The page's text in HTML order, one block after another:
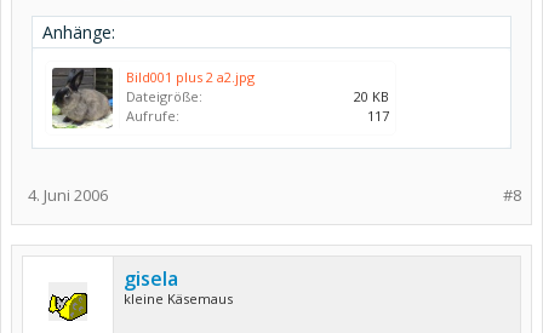
Anhänge:
Bild001 plus 2 a2.jpg
Dateigröße:
20 KB
Aufrufe:
117
#8
4. Juni 2006
gisela
kleine Käsemaus